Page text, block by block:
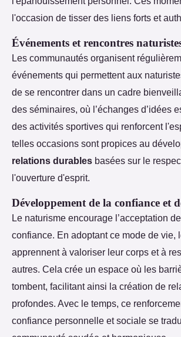
l'occasion de tisser des liens forts et
Événements et rencontres
Les communautés organisent
événements qui permettent aux
de se rencontrer dans un cadre
des séminaires, où l’échanges d’idées
des activités sportives qui renforcent
telles occasions sont propices au
relations durables basées sur le
l'ouverture d'esprit.
Développement de la confiance et
Le naturisme encourage l’acceptation
confiance. En adoptant ce mode de vie,
apprennent à valoriser leur corps et à
autres. Cela crée un espace où les
tombent, facilitant ainsi la création de
profondes. Avec le temps, ce
confiance personnelle et sociale se